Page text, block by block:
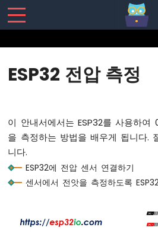
ESP32
프
트
웨
어
설
치
ESP32 전압 측정
이 안내서에서는 ESP32를 사용하여
을 측정하는 방법을 배우게 됩니다.
니다.
ESP32에 전압 센서 연결하기
센서에서 전앗을 측정하도록